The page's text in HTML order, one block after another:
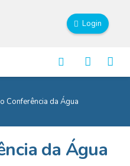
Login
Conferência da Água
da Água